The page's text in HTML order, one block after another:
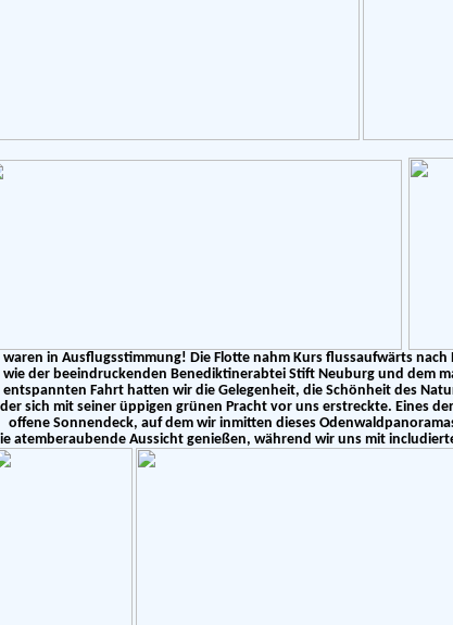
waren in Ausflugsstimmung! Die Flotte nahm Kurs flussaufwärts
wie der beeindruckenden Benediktinerabtei Stift Neuburg und dem
entspannten Fahrt hatten wir die Gelegenheit, die Schönheit des
der sich mit seiner üppigen grünen Pracht vor uns erstreckte. Eines
offene Sonnendeck, auf dem wir inmitten dieses
atemberaubende Aussicht genießen, während wir uns mit